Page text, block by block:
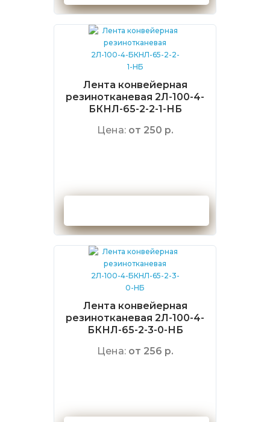
Лента конвейерная
резинотканевая 2Л-100-4-
БКНЛ-65-2-2-1-НБ
Цена: от 250 р.
Лента конвейерная
резинотканевая 2Л-100-4-
БКНЛ-65-2-3-0-НБ
Цена: от 256 р.